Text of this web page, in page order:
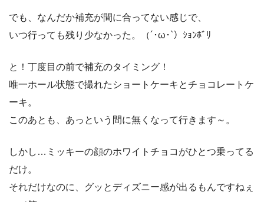
でも、なんだか補充が間に合ってない感じで、
いつ行っても残り少なかった。（´･ω･`）ｼｮﾝﾎﾞﾘ
と！丁度目の前で補充のタイミング！
唯一ホール状態で撮れたショートケーキとチョコレートケ
ーキ。
このあとも、あっという間に無くなって行きます～。
しかし…ミッキーの顔のホワイトチョコがひとつ乗ってる
だけ。
それだけなのに、グッとディズニー感が出るもんですねぇ